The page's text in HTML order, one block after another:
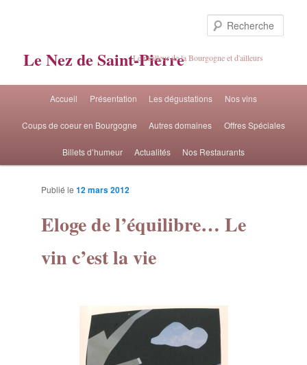
Le Nez de Saint-PierreLe meilleur de la Bourgogne et d'ailleurs
Aller au contenu principal
Aller au contenu secondaire
Accueil Présentation Les dégustations Nos vins
Coups de coeur en Bourgogne Autres domaines Offres Spéciales
Billets d’humeur Actualités Nos Restaurants
Eloge de l’équilibre… Le
vin c’est la vie
Publié le 12 mars 2012